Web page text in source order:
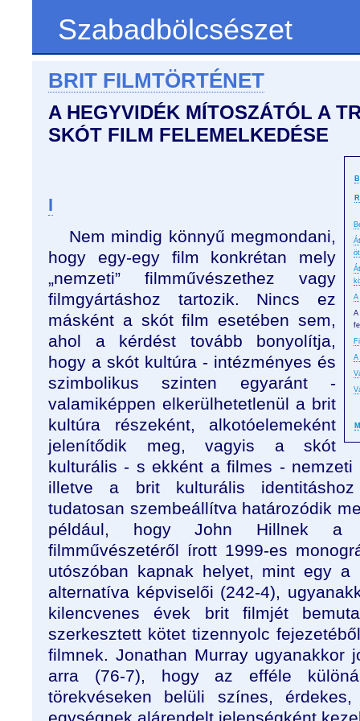
Szabadbölcsészet
BRIT FILMTÖRTÉNET
A HEGYVIDÉK MÍTOSZÁTÓL A
SKÓT FILM FELEMELKEDÉSE
A
A
A
I
Nem mindig könnyű megmondani,
hogy egy-egy film konkrétan mely
„nemzeti” filmművészethez vagy
filmgyártáshoz tartozik. Nincs ez
másként a skót film esetében sem,
ahol a kérdést tovább bonyolítja,
hogy a skót kultúra - intézményes és
szimbolikus szinten egyaránt -
valamiképpen elkerülhetetlenül a brit
kultúra részeként, alkotóelemeként
jelenítődik meg, vagyis a skót
kulturális - s ekként a filmes -
illetve a brit kulturális
tudatosan szembeállítva határozódik
például, hogy John Hillnek a
filmművészetéről írott 1999-es
utószóban kapnak helyet, mint egy a
alternatíva képviselői (242-4),
kilencvenes évek brit filmjét
szerkesztett kötet tizennyolc
filmnek. Jonathan Murray ugyanakkor
arra (76-7), hogy az efféle
törekvéseken belüli színes,